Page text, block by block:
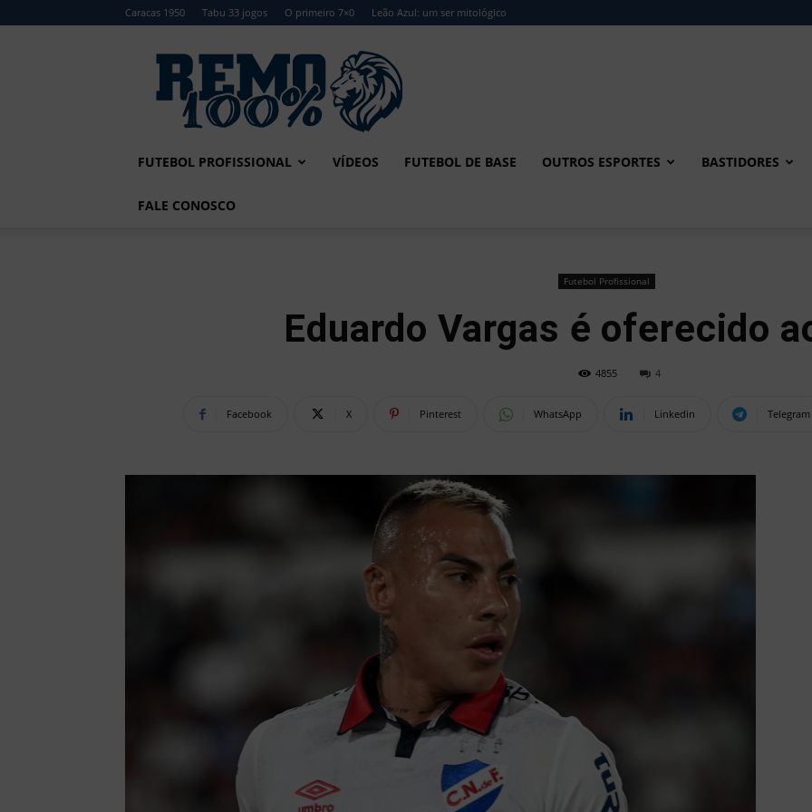
Caracas 1950 Tabu 33 jogos O primeiro 7×0 Leão Azul: um ser mitológico
Remo
FUTEBOL PROFISSIONAL VÍDEOS FUTEBOL DE BASE OUTROS ESPORTES BASTIDORES
FALE CONOSCO
Futebol Profissional
Eduardo Vargas é oferecido
4855 4
Facebook X Pinterest WhatsApp Linkedin Telegram